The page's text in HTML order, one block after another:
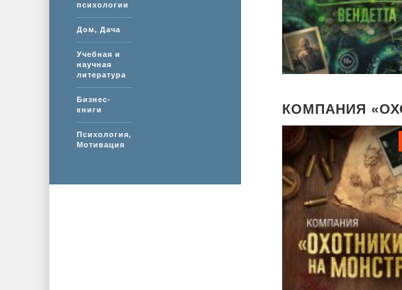
КОМПАНИЯ
психологии
Дом, Дача
Учебная и
научная
литература
Бизнес-
книги
Психология,
Мотивация